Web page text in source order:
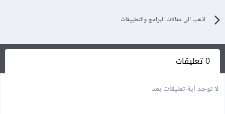
اذهب الى مقالات البرامج والتطبيقات
0 تعليقات
لا توجد أية تعليقات بعد